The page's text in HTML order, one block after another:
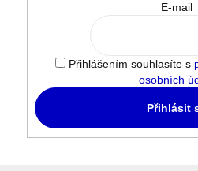
E-mail
Přihlášením souhlasíte s
osobních
Přihlásit